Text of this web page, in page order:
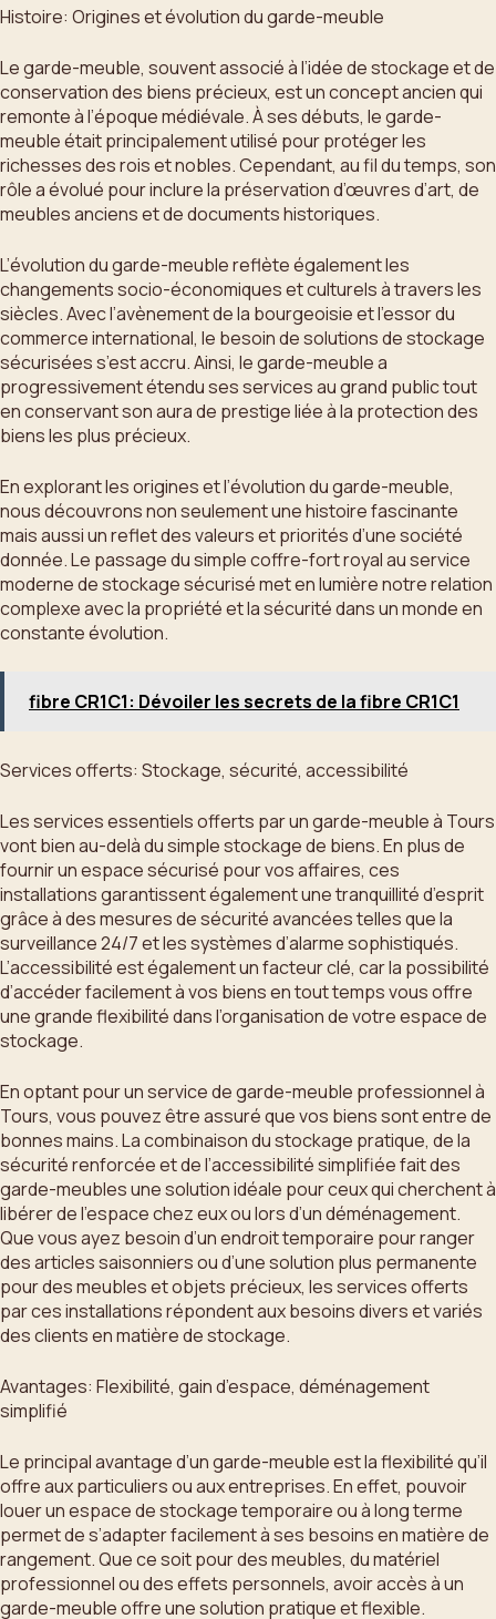
Histoire: Origines et évolution du garde-meuble
Le garde-meuble, souvent associé à l’idée de stockage et de
conservation des biens précieux, est un concept ancien qui
remonte à l’époque médiévale. À ses débuts, le garde-
meuble était principalement utilisé pour protéger les
richesses des rois et nobles. Cependant, au fil du temps, son
rôle a évolué pour inclure la préservation d’œuvres d’art, de
meubles anciens et de documents historiques.
L’évolution du garde-meuble reflète également les
changements socio-économiques et culturels à travers les
siècles. Avec l’avènement de la bourgeoisie et l’essor du
commerce international, le besoin de solutions de stockage
sécurisées s’est accru. Ainsi, le garde-meuble a
progressivement étendu ses services au grand public tout
en conservant son aura de prestige liée à la protection des
biens les plus précieux.
En explorant les origines et l’évolution du garde-meuble,
nous découvrons non seulement une histoire fascinante
mais aussi un reflet des valeurs et priorités d’une société
donnée. Le passage du simple coffre-fort royal au service
moderne de stockage sécurisé met en lumière notre relation
complexe avec la propriété et la sécurité dans un monde en
constante évolution.
fibre CR1C1: Dévoiler les secrets de la fibre CR1C1
Services offerts: Stockage, sécurité, accessibilité
Les services essentiels offerts par un garde-meuble à Tours
vont bien au-delà du simple stockage de biens. En plus de
fournir un espace sécurisé pour vos affaires, ces
installations garantissent également une tranquillité d’esprit
grâce à des mesures de sécurité avancées telles que la
surveillance 24/7 et les systèmes d’alarme sophistiqués.
L’accessibilité est également un facteur clé, car la possibilité
d’accéder facilement à vos biens en tout temps vous offre
une grande flexibilité dans l’organisation de votre espace de
stockage.
En optant pour un service de garde-meuble professionnel à
Tours, vous pouvez être assuré que vos biens sont entre de
bonnes mains. La combinaison du stockage pratique, de la
sécurité renforcée et de l’accessibilité simplifiée fait des
garde-meubles une solution idéale pour ceux qui cherchent à
libérer de l’espace chez eux ou lors d’un déménagement.
Que vous ayez besoin d’un endroit temporaire pour ranger
des articles saisonniers ou d’une solution plus permanente
pour des meubles et objets précieux, les services offerts
par ces installations répondent aux besoins divers et variés
des clients en matière de stockage.
Avantages: Flexibilité, gain d’espace, déménagement
simplifié
Le principal avantage d’un garde-meuble est la flexibilité qu’il
offre aux particuliers ou aux entreprises. En effet, pouvoir
louer un espace de stockage temporaire ou à long terme
permet de s’adapter facilement à ses besoins en matière de
rangement. Que ce soit pour des meubles, du matériel
professionnel ou des effets personnels, avoir accès à un
garde-meuble offre une solution pratique et flexible.